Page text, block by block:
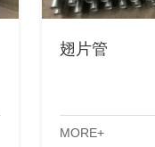
翅片管
MORE+